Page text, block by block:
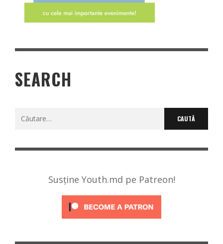
SEARCH
Caută
Susține Youth.md pe Patreon!